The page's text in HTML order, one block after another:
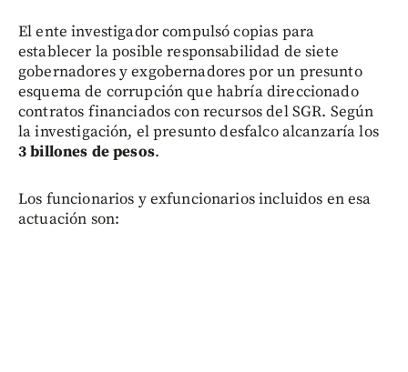
El ente investigador compulsó copias para
establecer la posible responsabilidad de siete
gobernadores y exgobernadores por un presunto
esquema de corrupción que habría direccionado
contratos financiados con recursos del SGR. Según
la investigación, el presunto desfalco alcanzaría los
3 billones de pesos.
Los funcionarios y exfuncionarios incluidos en esa
actuación son: